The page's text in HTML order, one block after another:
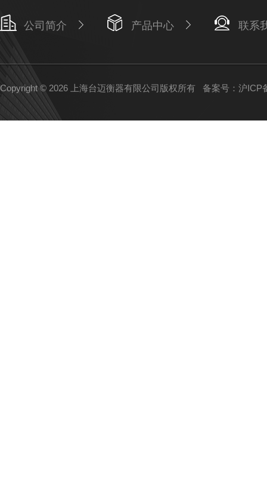
公司简介 产品中心 联系
Copyright © 2026 上海台迈衡器有限公司版权所有 备案号：沪ICP